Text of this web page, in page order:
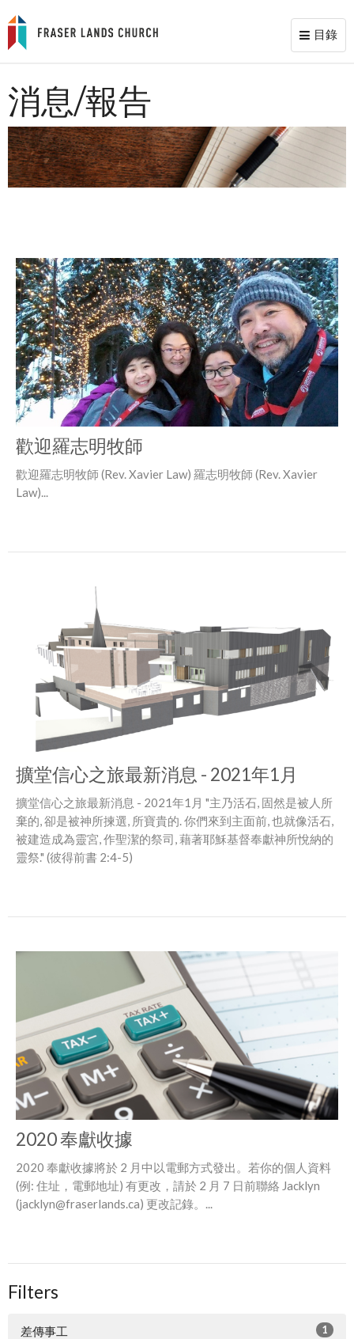
Toggle
目錄
消息/報告
歡迎羅志明牧師
歡迎羅志明牧師 (Rev. Xavier Law) 羅志明牧師 (Rev. Xavier
Law)...
擴堂信心之旅最新消息 - 2021年1月
擴堂信心之旅最新消息 - 2021年1月 "主乃活石, 固然是被人所
棄的, 卻是被神所揀選, 所寶貴的. 你們來到主面前, 也就像活石,
被建造成為靈宮, 作聖潔的祭司, 藉著耶穌基督奉獻神所悅納的
靈祭." (彼得前書 2:4-5)
2020 奉獻收據
2020 奉獻收據將於 2 月中以電郵方式發出。若你的個人資料
(例: 住址，電郵地址) 有更改，請於 2 月 7 日前聯絡 Jacklyn
(jacklyn@fraserlands.ca) 更改記錄。...
Filters
差傳事工 1